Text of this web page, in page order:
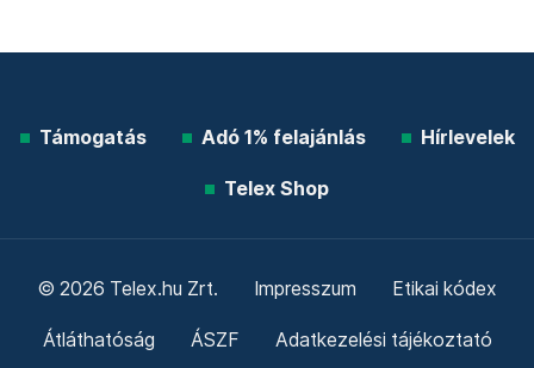
Támogatás Adó 1% felajánlás Hírlevelek
Telex Shop
© 2026 Telex.hu Zrt. Impresszum Etikai kódex
Átláthatóság ÁSZF Adatkezelési tájékoztató